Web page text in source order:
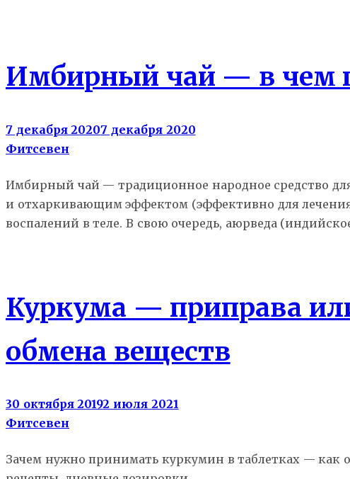
Имбирный чай — в чем
7 декабря 20207 декабря 2020
Фитсевен
Имбирный чай — традиционное народное средство
и отхаркивающим эффектом (эффективно для
воспалений в теле. В свою очередь, аюрведа
Куркума — приправа
обмена веществ
30 октября 20192 июля 2021
Фитсевен
Зачем нужно принимать куркумин в таблетках — как